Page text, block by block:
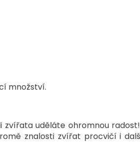
množství.
zvířata uděláte ohromnou
znalosti zvířat procvičí i